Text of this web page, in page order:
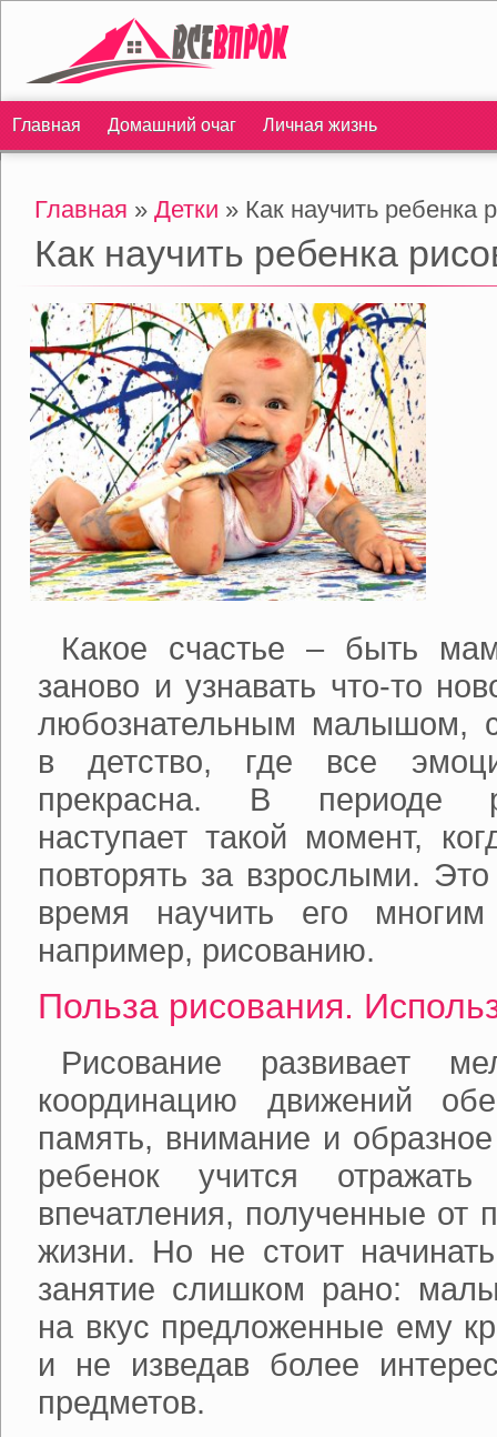
Главная Домашний очаг Личная жизнь
Главная » Детки » Как научить ребенка
Как научить ребенка
Какое счастье – быть
заново и узнавать что-то
любознательным малышом,
в детство, где все
прекрасна. В периоде
наступает такой момент,
повторять за взрослыми.
время научить его
например, рисованию.
Польза рисования.
Рисование развивает
координацию движений
память, внимание и
ребенок учится
впечатления, полученные от
жизни. Но не стоит
занятие слишком рано:
на вкус предложенные ему
и не изведав более
предметов.